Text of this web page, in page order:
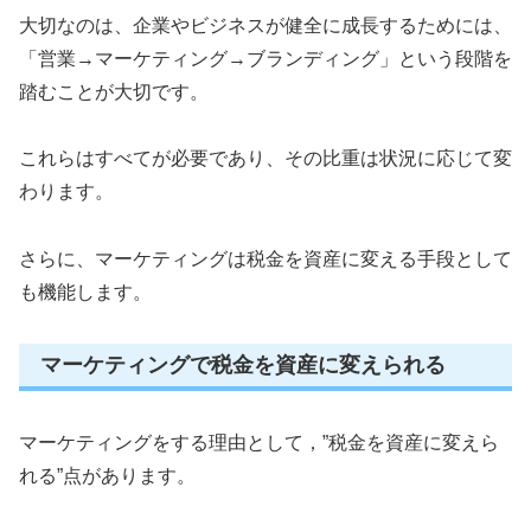
大切なのは、企業やビジネスが健全に成長するためには、
「営業→マーケティング→ブランディング」という段階を
踏むことが大切です。
これらはすべてが必要であり、その比重は状況に応じて変
わります。
さらに、マーケティングは税金を資産に変える手段として
も機能します。
マーケティングで税金を資産に変えられる
マーケティングをする理由として，”税金を資産に変えら
れる”点があります。